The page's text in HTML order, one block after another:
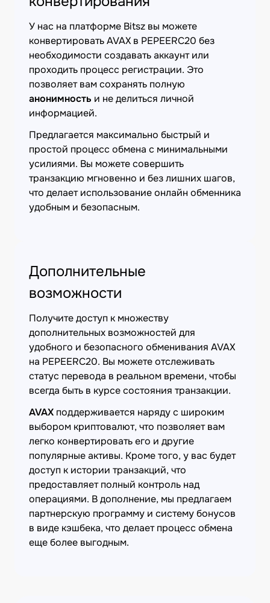
У нас на платформе Bitsz вы можете
конвертировать AVAX в PEPEERC20 без
необходимости создавать аккаунт или
проходить процесс регистрации. Это
позволяет вам сохранять полную
анонимность и не делиться личной
информацией.
Предлагается максимально быстрый и
простой процесс обмена с минимальными
усилиями. Вы можете совершить
транзакцию мгновенно и без лишних шагов,
что делает использование онлайн обменника
удобным и безопасным.
Дополнительные
возможности
Получите доступ к множеству
дополнительных возможностей для
удобного и безопасного обменивания AVAX
на PEPEERC20. Вы можете отслеживать
статус перевода в реальном времени, чтобы
всегда быть в курсе состояния транзакции.
AVAX поддерживается наряду с широким
выбором криптовалют, что позволяет вам
легко конвертировать его и другие
популярные активы. Кроме того, у вас будет
доступ к истории транзакций, что
предоставляет полный контроль над
операциями. В дополнение, мы предлагаем
партнерскую программу и систему бонусов
в виде кэшбека, что делает процесс обмена
еще более выгодным.